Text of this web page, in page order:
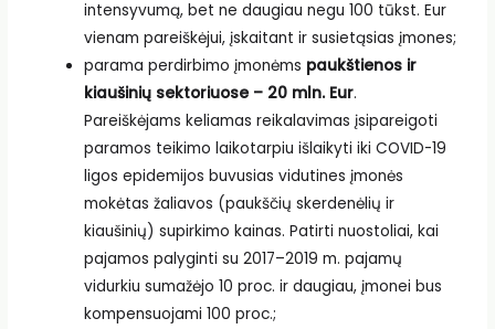
intensyvumą, bet ne daugiau negu 100 tūkst. Eur
vienam pareiškėjui, įskaitant ir susietąsias įmones;
parama perdirbimo įmonėms paukštienos ir
kiaušinių sektoriuose – 20 mln. Eur.
Pareiškėjams keliamas reikalavimas įsipareigoti
paramos teikimo laikotarpiu išlaikyti iki COVID-19
ligos epidemijos buvusias vidutines įmonės
mokėtas žaliavos (paukščių skerdenėlių ir
kiaušinių) supirkimo kainas. Patirti nuostoliai, kai
pajamos palyginti su 2017–2019 m. pajamų
vidurkiu sumažėjo 10 proc. ir daugiau, įmonei bus
kompensuojami 100 proc.;